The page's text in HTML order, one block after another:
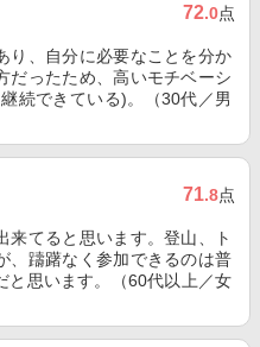
72.0点
り、自分に必要なことを分か
だったため、高いモチベーシ
続できている)。（30代／男
71.8点
来てると思います。登山、ト
、躊躇なく参加できるのは普
と思います。（60代以上／女